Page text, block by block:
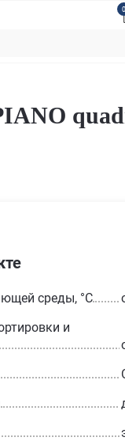
0
среды, °С
и